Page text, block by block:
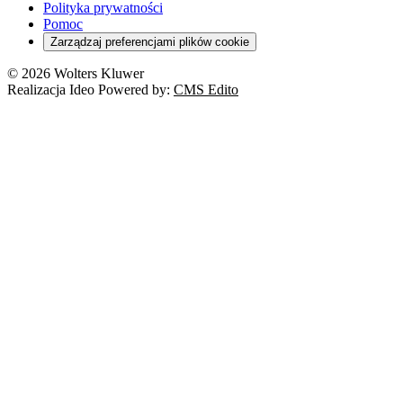
Polityka prywatności
Pomoc
Zarządzaj preferencjami plików cookie
© 2026 Wolters Kluwer
Realizacja Ideo Powered by: CMS Edito